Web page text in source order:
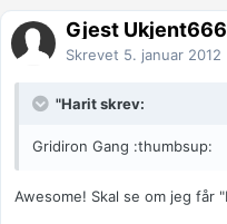
Gjest Ukjent666
Skrevet 5. januar 2012
"Harit skrev:
Gridiron Gang :thumbsup:
Awesome! Skal se om jeg får